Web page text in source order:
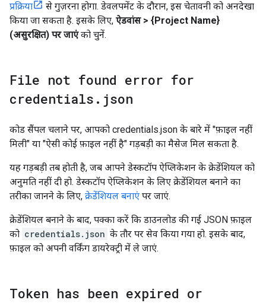
प्रक्रिया
से गुज़रना होगा. डेवलपमेंट के दौरान, इस चेतावनी को अनदेखा
किया जा सकता है. इसके लिए, ऐडवांस > {Project Name}
(असुरक्षित) पर जाएंको चुनें.
File not found error for
credentials . json
कोड सैंपल चलाने पर, आपको credentials.json के बारे में "फ़ाइल नहीं
मिली" या "ऐसी कोई फ़ाइल नहीं है" गड़बड़ी का मैसेज मिल सकता है.
यह गड़बड़ी तब होती है, जब आपने डेस्कटॉप ऐप्लिकेशन के क्रेडेंशियल को
अनुमति नहीं दी हो. डेस्कटॉप ऐप्लिकेशन के लिए क्रेडेंशियल बनाने का
तरीका जानने के लिए, क्रेडेंशियल बनाएं पर जाएं.
क्रेडेंशियल बनाने के बाद, पक्का करें कि डाउनलोड की गई JSON फ़ाइल
को credentials.json के तौर पर सेव किया गया हो. इसके बाद,
फ़ाइल को अपनी वर्किंग डायरेक्ट्री में ले जाएं.
Token has been expired or